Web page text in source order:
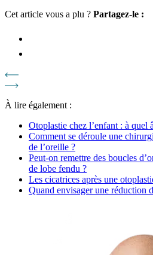
Cet article vous a plu ? Partagez-le :
À lire également :
Otoplastie chez l’enfant : à quel
Comment se déroule une
de l’oreille ?
Peut-on remettre des boucles
de lobe fendu ?
Les cicatrices après une
Quand envisager une réduction